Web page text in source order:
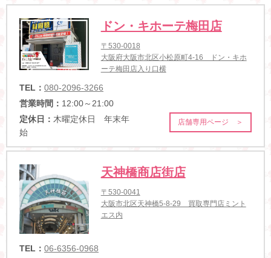
ドン・キホーテ梅田店
〒530-0018
大阪府大阪市北区小松原町4-16 ドン・キホ
ーテ梅田店入り口横
TEL： 080-2096-3266
営業時間： 12:00～21:00
定休日： 木曜定休日 年末年
始
店舗専用ページ ＞
天神橋商店街店
〒530-0041
大阪市北区天神橋5-8-29 買取専門店ミント
エス内
TEL： 06-6356-0968